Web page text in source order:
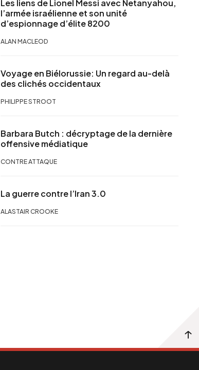
Les liens de Lionel Messi avec Netanyahou,
l’armée israélienne et son unité
d’espionnage d’élite 8200
ALAN MACLEOD
Voyage en Biélorussie: Un regard au-delà
des clichés occidentaux
PHILIPPE STROOT
Barbara Butch : décryptage de la dernière
offensive médiatique
CONTRE ATTAQUE
La guerre contre l’Iran 3.0
ALASTAIR CROOKE